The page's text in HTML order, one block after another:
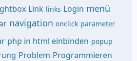
Link links Login menü
navigation onclick parameter
php in html einbinden popup
Problem Programmieren